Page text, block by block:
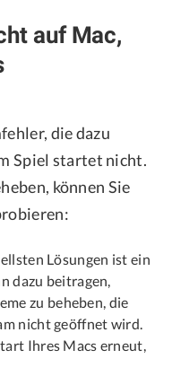
auf Mac,
die dazu
Spiel startet nicht.
können Sie
Lösungen ist ein
dazu beitragen,
zu beheben, die
nicht geöffnet wird.
Ihres Macs erneut,